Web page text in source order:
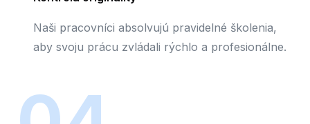
Naši pracovníci absolvujú pravidelné školenia,
aby svoju prácu zvládali rýchlo a profesionálne.